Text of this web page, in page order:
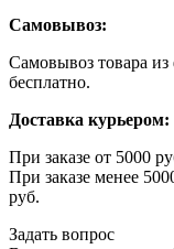
Самовывоз:
Самовывоз товара
бесплатно.
Доставка курьером:
При заказе от 5000
При заказе менее
руб.
Задать вопрос